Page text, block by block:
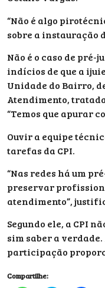
“Não é algo
sobre a instauração
Não é o caso de pré-
indícios de que a
Unidade do Bairro,
Atendimento,
“Temos que apurar
Ouvir a equipe
tarefas da CPI.
“Nas redes há um
preservar
atendimento”,
Segundo ele, a CPI
sim saber a
participação
Compartilhe: